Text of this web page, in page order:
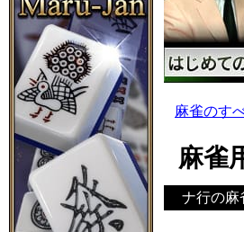
麻雀のす
麻雀
ナ行の麻